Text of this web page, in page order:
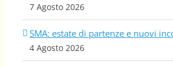
7 Agosto 2026
SMA: estate di partenze e nuovi
4 Agosto 2026